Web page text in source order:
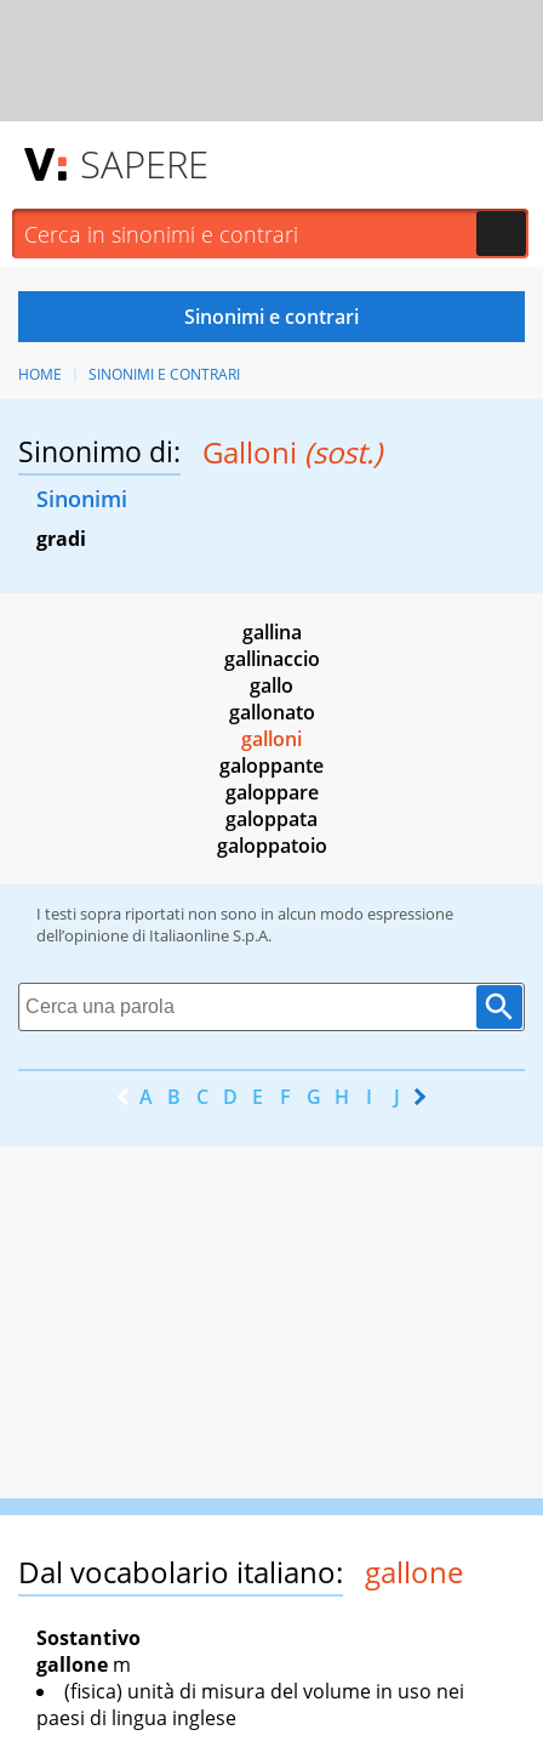
SAPERE
HOME SINONIMI E CONTRARI
Sinonimo di: Galloni (sost.)
Sinonimi
gradi
gallina
gallinaccio
gallo
gallonato
galloni
galoppante
galoppare
galoppata
galoppatoio
I testi sopra riportati non sono in alcun modo espressione
dell’opinione di Italiaonline S.p.A.
A B C D E F G H I J K
Dal vocabolario italiano: gallone
Sostantivo
gallone m
(fisica) unità di misura del volume in uso nei
paesi di lingua inglese